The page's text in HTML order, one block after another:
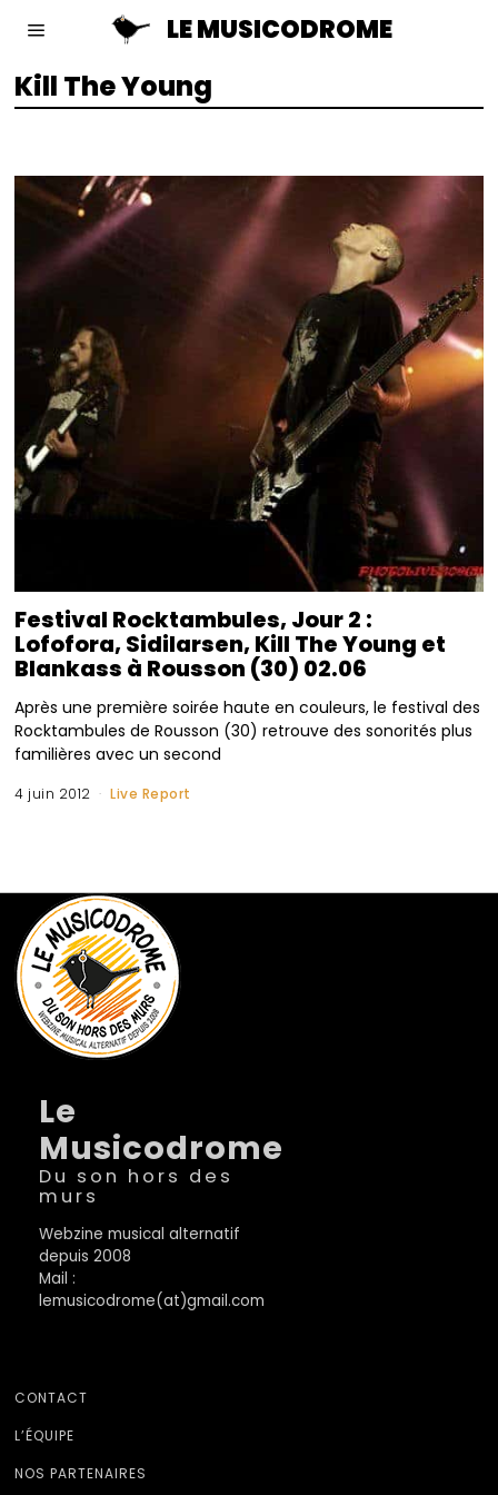
LE MUSICODROME
Kill The Young
Festival Rocktambules, Jour 2 :
Lofofora, Sidilarsen, Kill The Young et
Blankass à Rousson (30) 02.06
Après une première soirée haute en couleurs, le festival des
Rocktambules de Rousson (30) retrouve des sonorités plus
familières avec un second
4 juin 2012 Live Report
Le
Musicodrome
Du son hors des
murs
Webzine musical alternatif
depuis 2008
Mail :
lemusicodrome(at)gmail.com
CONTACT
L’ÉQUIPE
NOS PARTENAIRES